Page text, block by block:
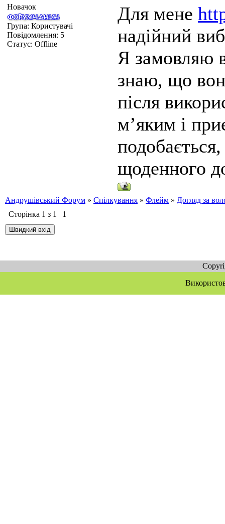
Новачок
Група: Користувачі
Повідомлення: 5
Статус: Offline
Для мене
надійний
Я замовляю
знаю, що
після
м’яким і
щоденного
Андрушівський Форум » Спілкування » Флейм » Догляд за
Сторінка 1 з 1 1